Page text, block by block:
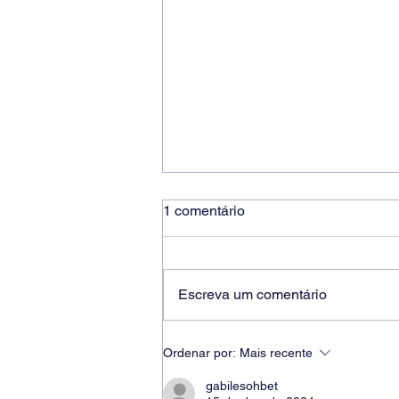
Ricardo dos Santos Filho
assume a presidência do
Sindicato dos Bancários de
1 comentário
Escreva um comentário
Ordenar por: Mais recente
gabilesohbet